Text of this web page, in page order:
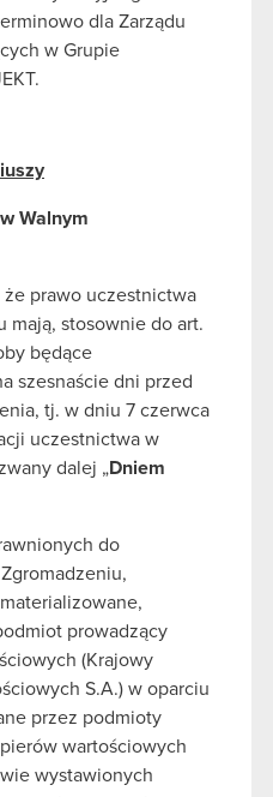
dla Zarządu
w Grupie
Walnym
że prawo uczestnictwa
mają, stosownie do art.
będące
szesnaście dni przed
tj. w dniu 7 czerwca
uczestnictwa w
dalej „ Dniem
do
prowadzący
(Krajowy
S.A.) w oparciu
przez podmioty
wartościowych
wystawionych